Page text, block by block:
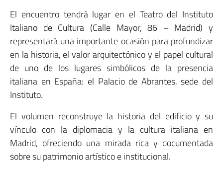
El encuentro tendrá lugar en el Teatro del Instituto
Italiano de Cultura (Calle Mayor, 86 – Madrid) y
representará una importante ocasión para profundizar
en la historia, el valor arquitectónico y el papel cultural
de uno de los lugares simbólicos de la presencia
italiana en España: el Palacio de Abrantes, sede del
Instituto.
El volumen reconstruye la historia del edificio y su
vínculo con la diplomacia y la cultura italiana en
Madrid, ofreciendo una mirada rica y documentada
sobre su patrimonio artístico e institucional.